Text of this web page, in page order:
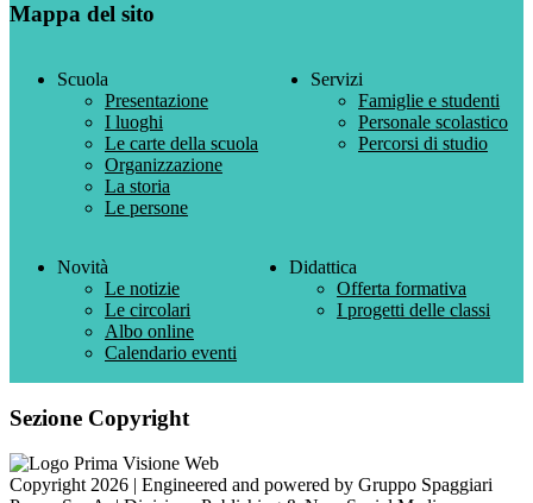
Mappa del sito
Scuola
Presentazione
I luoghi
Le carte della scuola
Organizzazione
La storia
Le persone
Servizi
Famiglie e studenti
Personale scolastico
Percorsi di studio
Novità
Le notizie
Le circolari
Albo online
Calendario eventi
Didattica
Offerta formativa
I progetti delle classi
Sezione Copyright
Copyright 2026 | Engineered and powered by Gruppo Spaggiari